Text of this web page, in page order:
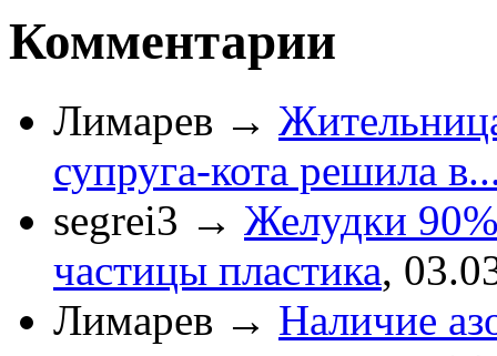
Комментарии
Лимарев →
супруга-кота решила
segrei3 → Желудки
частицы пластика,
Лимарев → Наличие